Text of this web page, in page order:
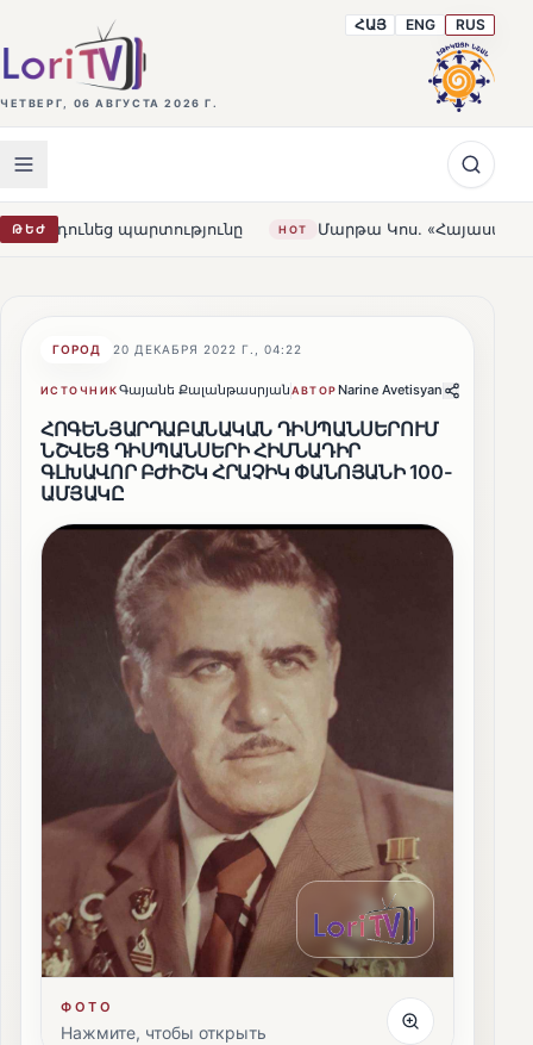
ЧЕТВЕРГ, 06 АВГУСТА 2026 Г.
ՀԱՅ ENG RUS
ԹԵԺ
պարտությունը HOT Մարթա Կոս. «Հայաստանն ու ԵՄ-ն
ГОРОД 20 ДЕКАБРЯ 2022 Г., 04:22
ИСТОЧНИКԳայանե ՔալանթասրյանАВТОРNarine Avetisyan
ՀՈԳԵՆՅԱՐԴԱԲԱՆԱԿԱՆ ԴԻՍՊԱՆՍԵՐՈՒՄ
ՆՇՎԵՑ ԴԻՍՊԱՆՍԵՐԻ ՀԻՄՆԱԴԻՐ
ԳԼԽԱՎՈՐ ԲԺԻՇԿ ՀՐԱՉԻԿ ՓԱՆՈՅԱՆԻ 100-
ԱՄՅԱԿԸ
ФОТО
Нажмите, чтобы открыть